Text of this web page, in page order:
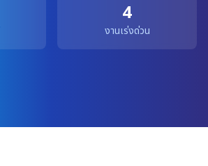
4
งานเร่งด่วน